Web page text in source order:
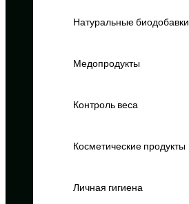
Натуральные биодобавки
Медопродукты
Контроль веса
Косметические продукты
Личная гигиена